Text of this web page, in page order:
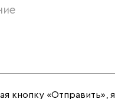
кнопку «Отправить», я